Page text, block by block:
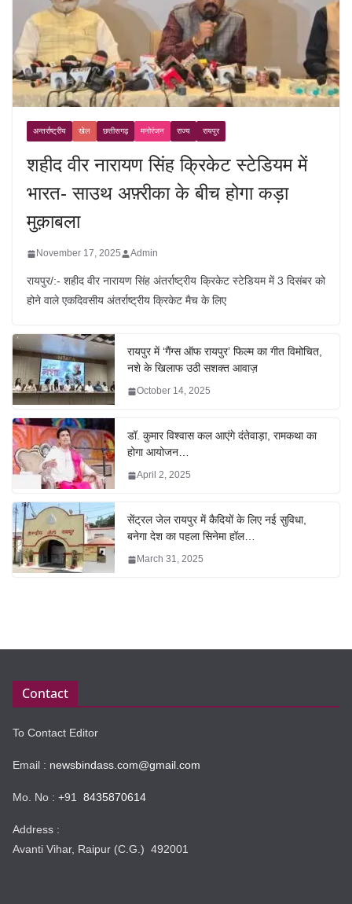
अन्तर्राष्ट्रीय खेल छत्तीसगढ़ मनोरंजन राज्य रायपुर
शहीद वीर नारायण सिंह क्रिकेट स्टेडियम में
भारत- साउथ अफ़्रीका के बीच होगा कड़ा
मुक़ाबला
November 17, 2025 Admin
रायपुर/:- शहीद वीर नारायण सिंह अंतर्राष्ट्रीय क्रिकेट स्टेडियम में 3 दिसंबर को
होने वाले एकदिवसीय अंतर्राष्ट्रीय क्रिकेट मैच के लिए
रायपुर में ‘गैंग्स ऑफ रायपुर’ फिल्म का गीत विमोचित,
नशे के खिलाफ उठी सशक्त आवाज़
October 14, 2025
डॉ. कुमार विश्वास कल आएंगे दंतेवाड़ा, रामकथा का
होगा आयोजन…
April 2, 2025
सेंट्रल जेल रायपुर में कैदियों के लिए नई सुविधा,
बनेगा देश का पहला सिनेमा हॉल…
March 31, 2025
Contact
To Contact Editor
Email : newsbindass.com@gmail.com
Mo. No : +91 8435870614
Address :
Avanti Vihar, Raipur (C.G.) 492001